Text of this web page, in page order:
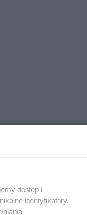
dostęp i
identyfikatory,